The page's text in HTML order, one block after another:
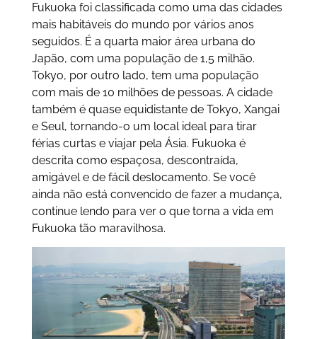
Fukuoka foi classificada como uma das cidades
mais habitáveis do mundo por vários anos
seguidos. É a quarta maior área urbana do
Japão, com uma população de 1,5 milhão.
Tokyo, por outro lado, tem uma população
com mais de 10 milhões de pessoas. A cidade
também é quase equidistante de Tokyo, Xangai
e Seul, tornando-o um local ideal para tirar
férias curtas e viajar pela Ásia. Fukuoka é
descrita como espaçosa, descontraída,
amigável e de fácil deslocamento. Se você
ainda não está convencido de fazer a mudança,
continue lendo para ver o que torna a vida em
Fukuoka tão maravilhosa.